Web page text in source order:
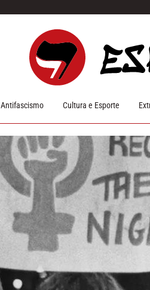
Antifascismo Cultura e Esporte